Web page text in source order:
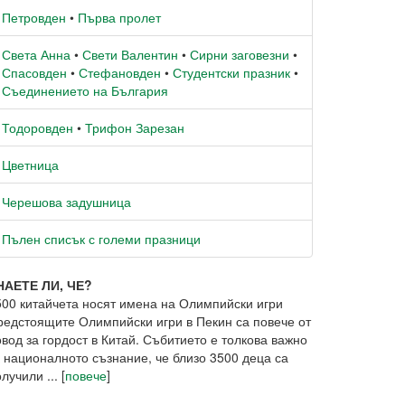
Петровден • Първа пролет
Света Анна • Свети Валентин • Сирни заговезни •
Спасовден • Стефановден • Студентски празник •
Съединението на България
Тодоровден • Трифон Зарезан
Цветница
Черешова задушница
Пълен списък с големи празници
ЛИ, ЧЕ?
китайчета носят имена на Олимпийски игри
Олимпийски игри в Пекин са повече от
за гордост в Китай. Събитието е толкова важно
националното съзнание, че близо 3500 деца са
... [повече]